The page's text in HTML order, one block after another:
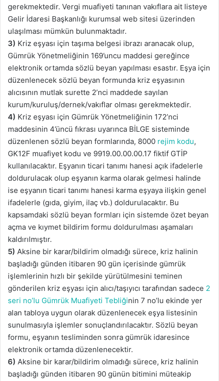
gerekmektedir. Vergi muafiyeti tanınan vakıflara ait listeye
Gelir İdaresi Başkanlığı kurumsal web sitesi üzerinden
ulaşılması mümkün bulunmaktadır.
3) Kriz eşyası için taşıma belgesi ibrazı aranacak olup,
Gümrük Yönetmeliğinin 169’uncu maddesi gereğince
elektronik ortamda sözlü beyan yapılması esastır. Eşya için
düzenlenecek sözlü beyan formunda kriz eşyasının
alıcısının mutlak surette 2’nci maddede sayılan
kurum/kuruluş/dernek/vakıflar olması gerekmektedir.
4) Kriz eşyası için Gümrük Yönetmeliğinin 172’nci
maddesinin 4’üncü fıkrası uyarınca BİLGE sisteminde
düzenlenen sözlü beyan formlarında, 8000 rejim kodu,
GK12F muafiyet kodu ve 9919.00.00.00.17 fiktif GTİP
kullanılacaktır. Eşyanın ticari tanımı hanesi açık ifadelerle
doldurulacak olup eşyanın karma olarak gelmesi halinde
ise eşyanın ticari tanımı hanesi karma eşyaya ilişkin genel
ifadelerle (gıda, giyim, ilaç vb.) doldurulacaktır. Bu
kapsamdaki sözlü beyan formları için sistemde özet beyan
açma ve kıymet bildirim formu doldurulması aşamaları
kaldırılmıştır.
5) Aksine bir karar/bildirim olmadığı sürece, kriz halinin
başladığı günden itibaren 90 gün içerisinde gümrük
işlemlerinin hızlı bir şekilde yürütülmesini teminen
gönderilen kriz eşyası için alıcı/taşıyıcı tarafından sadece 2
seri no’lu Gümrük Muafiyeti Tebliğinin 7 no’lu ekinde yer
alan tabloya uygun olarak düzenlenecek eşya listesinin
sunulmasıyla işlemler sonuçlandırılacaktır. Sözlü beyan
formu, eşyanın tesliminden sonra gümrük idaresince
elektronik ortamda düzenlenecektir.
6) Aksine bir karar/bildirim olmadığı sürece, kriz halinin
başladığı günden itibaren 90 günün bitimini müteakip